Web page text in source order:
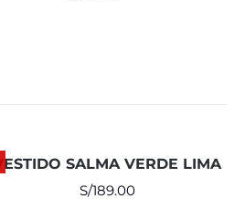
VESTIDO SALMA VERDE LIMA
S/189.00